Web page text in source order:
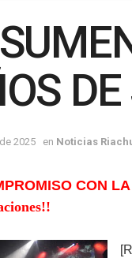
2025 en Noticias
CON